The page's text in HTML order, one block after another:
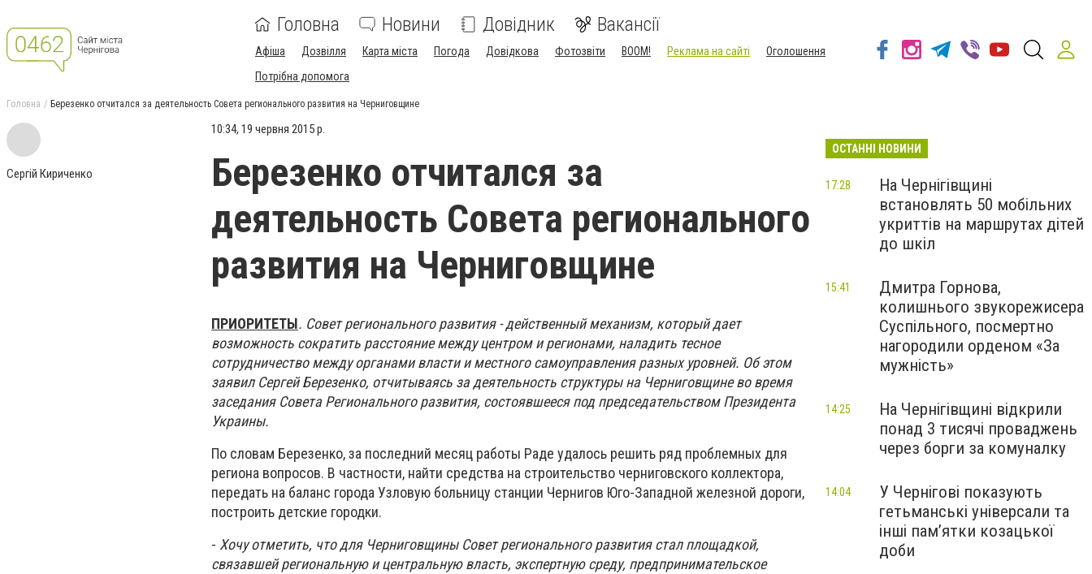
Головна Новини Довідник Вакансії
Афіша Дозвілля Карта міста Погода Довідкова Фотозвіти BOOM! Реклама на сайті
Оголошення
Потрібна допомога
Головна Березенко отчитался за деятельность Совета регионального развития на Черниговщине
Сергій Кириченко
10:34, 19 червня 2015 р.
Березенко отчитался за
деятельность Совета регионального
развития на Черниговщине
ПРИОРИТЕТЫ. Совет регионального развития - действенный механизм, который дает
возможность сократить расстояние между центром и регионами, наладить тесное
сотрудничество между органами власти и местного самоуправления разных уровней. Об этом
заявил Сергей Березенко, отчитываясь за деятельность структуры на Черниговщине во время
заседания Совета Регионального развития, состоявшееся под председательством Президента
Украины.
По словам Березенко, за последний месяц работы Раде удалось решить ряд проблемных для
региона вопросов. В частности, найти средства на строительство черниговского коллектора,
передать на баланс города Узловую больницу станции Чернигов Юго-Западной железной дороги,
построить детские городки.
- Хочу отметить, что для Черниговщины Совет регионального развития стал площадкой,
связавшей региональную и центральную власть, экспертную среду, предпринимательское
ОСТАННІ НОВИНИ
На Чернігівщині
встановлять 50 мобільних
укриттів на маршрутах дітей
до шкіл
17:28
Дмитра Горнова,
колишнього звукорежисера
Суспільного, посмертно
нагородили орденом «За
мужність»
15:41
На Чернігівщині відкрили
понад 3 тисячі проваджень
через борги за комуналку
14:25
У Чернігові показують
гетьманські універсали та
інші пам’ятки козацької
доби
14:04